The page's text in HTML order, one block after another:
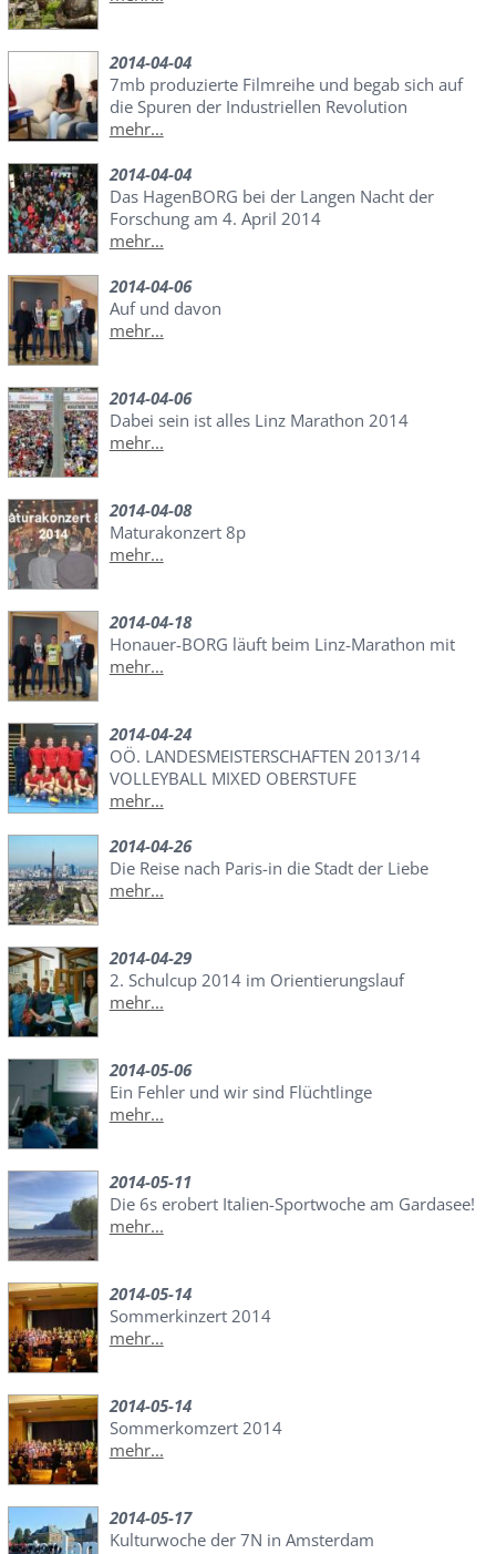
2014-04-04
7mb produzierte Filmreihe und begab sich auf
die Spuren der Industriellen Revolution
mehr...
2014-04-04
Das HagenBORG bei der Langen Nacht der
Forschung am 4. April 2014
mehr...
2014-04-06
Auf und davon
mehr...
2014-04-06
Dabei sein ist alles Linz Marathon 2014
mehr...
2014-04-08
Maturakonzert 8p
mehr...
2014-04-18
Honauer-BORG läuft beim Linz-Marathon mit
mehr...
2014-04-24
OÖ. LANDESMEISTERSCHAFTEN 2013/14
VOLLEYBALL MIXED OBERSTUFE
mehr...
2014-04-26
Die Reise nach Paris-in die Stadt der Liebe
mehr...
2014-04-29
2. Schulcup 2014 im Orientierungslauf
mehr...
2014-05-06
Ein Fehler und wir sind Flüchtlinge
mehr...
2014-05-11
Die 6s erobert Italien-Sportwoche am Gardasee!
mehr...
2014-05-14
Sommerkinzert 2014
mehr...
2014-05-14
Sommerkomzert 2014
mehr...
2014-05-17
Kulturwoche der 7N in Amsterdam